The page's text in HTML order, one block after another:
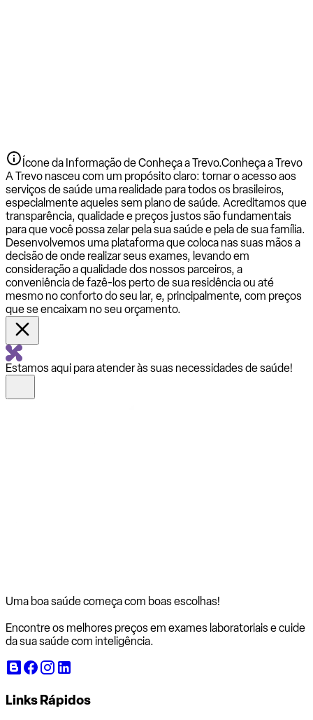
Ícone da Informação de Conheça a Trevo.Conheça a Trevo
A Trevo nasceu com um propósito claro: tornar o acesso aos
serviços de saúde uma realidade para todos os brasileiros,
especialmente aqueles sem plano de saúde. Acreditamos que
transparência, qualidade e preços justos são fundamentais
para que você possa zelar pela sua saúde e pela de sua família.
Desenvolvemos uma plataforma que coloca nas suas mãos a
decisão de onde realizar seus exames, levando em
consideração a qualidade dos nossos parceiros, a
conveniência de fazê-los perto de sua residência ou até
mesmo no conforto do seu lar, e, principalmente, com preços
que se encaixam no seu orçamento.
Estamos aqui para atender às suas necessidades de saúde!
Uma boa saúde começa com boas escolhas!
Encontre os melhores preços em exames laboratoriais e cuide
da sua saúde com inteligência.
Links Rápidos